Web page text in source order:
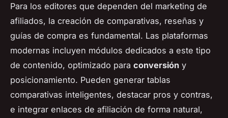
Para los editores que dependen del marketing de
afiliados, la creación de comparativas, reseñas y
guías de compra es fundamental. Las plataformas
modernas incluyen módulos dedicados a este tipo
de contenido, optimizado para conversión y
posicionamiento. Pueden generar tablas
comparativas inteligentes, destacar pros y contras,
e integrar enlaces de afiliación de forma natural,